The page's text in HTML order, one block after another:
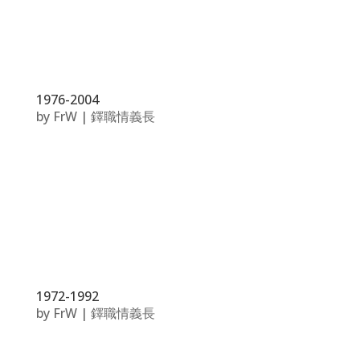
1976-2004
by FrW| 鐸職情義長
1972-1992
by FrW| 鐸職情義長